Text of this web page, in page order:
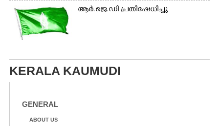
ആർ.ജെ.ഡി പ്രതിഷേധിച്ചു
KERALA KAUMUDI
GENERAL
ABOUT US